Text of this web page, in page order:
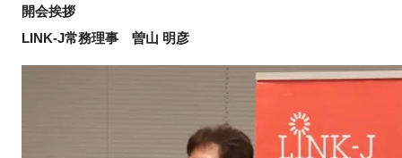
開会挨拶
LINK-J常務理事 曽山 明彦